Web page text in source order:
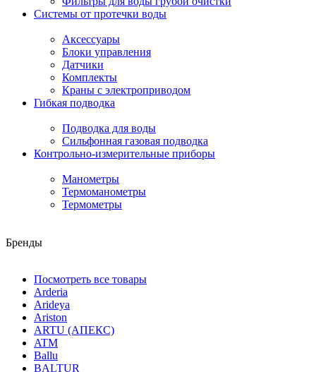
Системы от протечки воды
Аксессуары
Блоки управления
Датчики
Комплекты
Краны с электроприводом
Гибкая подводка
Подводка для воды
Сильфонная газовая подводка
Контрольно-измерительные приборы
Манометры
Термоманометры
Термометры
Бренды
Посмотреть все товары
Arderia
Arideya
Ariston
ARTU (АПЕКС)
ATM
Ballu
BALTUR